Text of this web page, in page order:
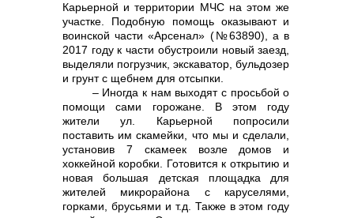
Карьерной и территории МЧС на этом же
участке. Подобную помощь оказывают и
воинской части «Арсенал» (№63890), а в
2017 году к части обустроили новый заезд,
выделяли погрузчик, экскаватор, бульдозер
и грунт с щебнем для отсыпки.
– Иногда к нам выходят с просьбой о
помощи сами горожане. В этом году
жители ул. Карьерной попросили
поставить им скамейки, что мы и сделали,
установив 7 скамеек возле домов и
хоккейной коробки. Готовится к открытию и
новая большая детская площадка для
жителей микрорайона с каруселями,
горками, брусьями и т.д. Также в этом году